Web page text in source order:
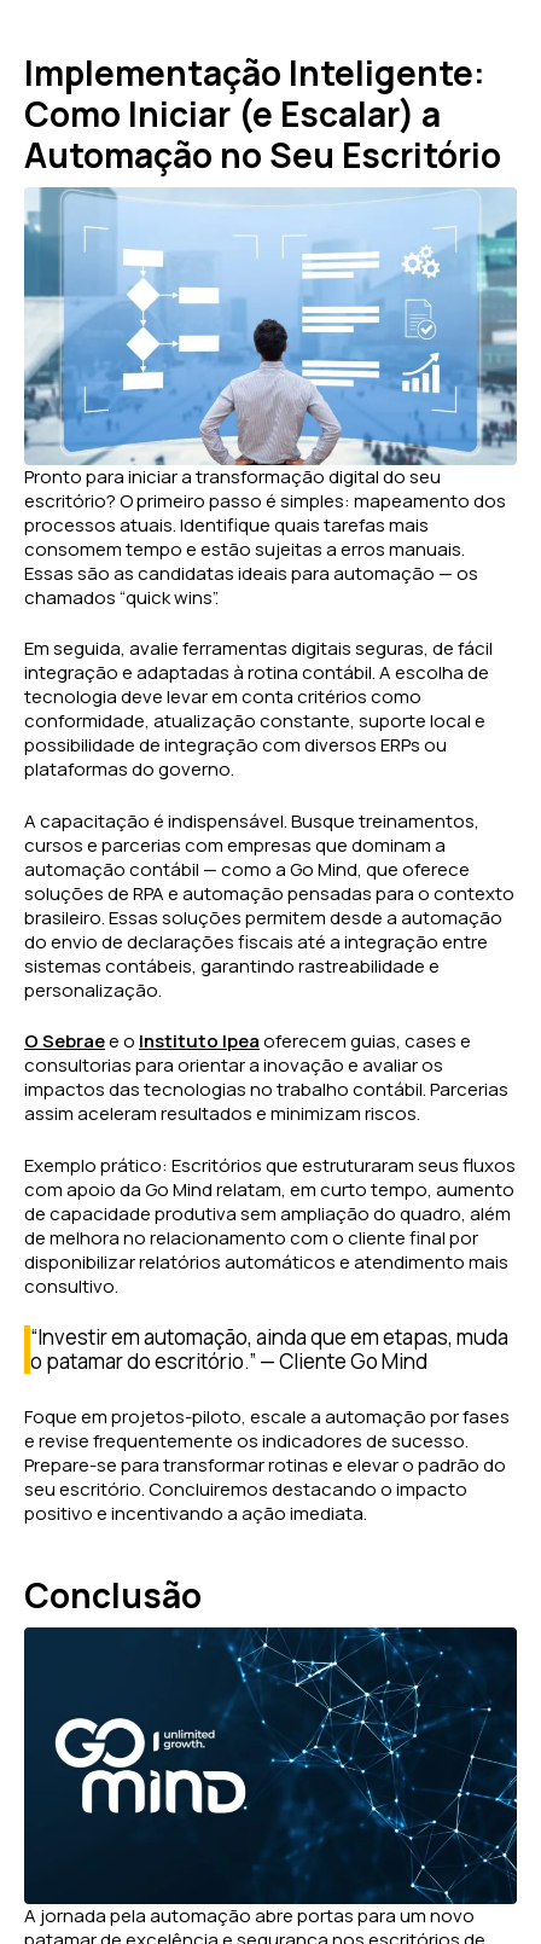
Implementação Inteligente:
Como Iniciar (e Escalar) a
Automação no Seu Escritório
Pronto para iniciar a transformação digital do seu
escritório? O primeiro passo é simples: mapeamento dos
processos atuais. Identifique quais tarefas mais
consomem tempo e estão sujeitas a erros manuais.
Essas são as candidatas ideais para automação — os
chamados “quick wins”.
Em seguida, avalie ferramentas digitais seguras, de fácil
integração e adaptadas à rotina contábil. A escolha de
tecnologia deve levar em conta critérios como
conformidade, atualização constante, suporte local e
possibilidade de integração com diversos ERPs ou
plataformas do governo.
A capacitação é indispensável. Busque treinamentos,
cursos e parcerias com empresas que dominam a
automação contábil — como a Go Mind, que oferece
soluções de RPA e automação pensadas para o contexto
brasileiro. Essas soluções permitem desde a automação
do envio de declarações fiscais até a integração entre
sistemas contábeis, garantindo rastreabilidade e
personalização.
O Sebraee o Instituto Ipeaoferecem guias, cases e
consultorias para orientar a inovação e avaliar os
impactos das tecnologias no trabalho contábil. Parcerias
assim aceleram resultados e minimizam riscos.
Exemplo prático: Escritórios que estruturaram seus fluxos
com apoio da Go Mind relatam, em curto tempo, aumento
de capacidade produtiva sem ampliação do quadro, além
de melhora no relacionamento com o cliente final por
disponibilizar relatórios automáticos e atendimento mais
consultivo.
“Investir em automação, ainda que em etapas, muda
o patamar do escritório.” — Cliente Go Mind
Foque em projetos-piloto, escale a automação por fases
e revise frequentemente os indicadores de sucesso.
Prepare-se para transformar rotinas e elevar o padrão do
seu escritório. Concluiremos destacando o impacto
positivo e incentivando a ação imediata.
Conclusão
A jornada pela automação abre portas para um novo